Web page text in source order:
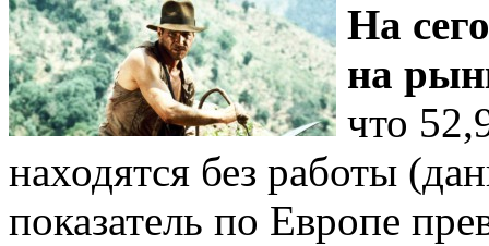
На
на
что
находятся без работы
показатель по Европе